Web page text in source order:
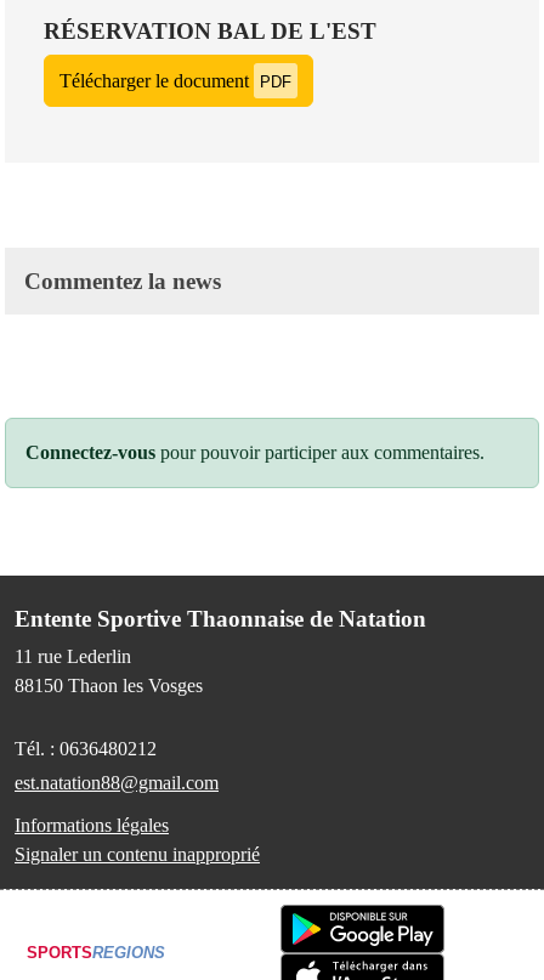
RÉSERVATION BAL DE L'EST
Télécharger le document PDF
Commentez la news
Connectez-vous pour pouvoir participer aux commentaires.
Entente Sportive Thaonnaise de Natation
11 rue Lederlin
88150 Thaon les Vosges
Tél. : 0636480212
est.natation88@gmail.com
Informations légales
Signaler un contenu inapproprié
SPORTSREGIONS